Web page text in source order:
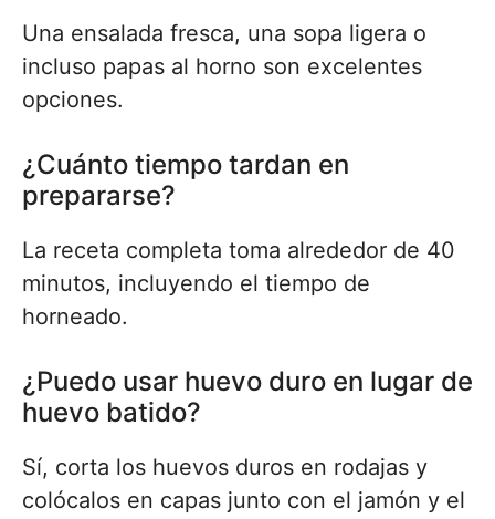
Una ensalada fresca, una sopa ligera o
incluso papas al horno son excelentes
opciones.
¿Cuánto tiempo tardan en
prepararse?
La receta completa toma alrededor de 40
minutos, incluyendo el tiempo de
horneado.
¿Puedo usar huevo duro en lugar de
huevo batido?
Sí, corta los huevos duros en rodajas y
colócalos en capas junto con el jamón y el